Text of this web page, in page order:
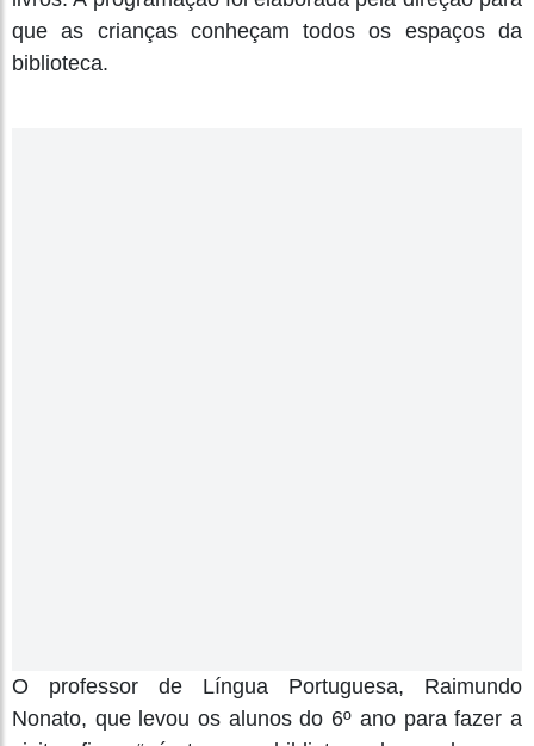
que as crianças conheçam todos os espaços da
biblioteca.
O professor de Língua Portuguesa, Raimundo
Nonato, que levou os alunos do 6º ano para fazer a